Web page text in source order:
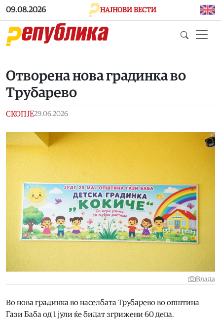
Skip to main content
09.08.2026 НАЈНОВИ ВЕСТИ
Отворена нова градинка во
Трубарево
СКОПЈЕ29.06.2026
Влада
Во нова градинка во населбата Трубарево во општина
Гази Баба од 1 јули ќе бидат згрижени 60 деца.